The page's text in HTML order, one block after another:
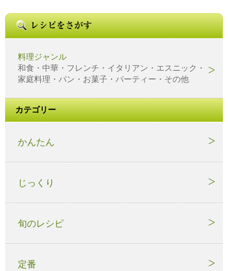
料理ジャンル
和食・中華・フレンチ・イタリアン・エスニック・
家庭料理・パン・お菓子・パーティー・その他
カテゴリー
かんたん
じっくり
旬のレシピ
定番